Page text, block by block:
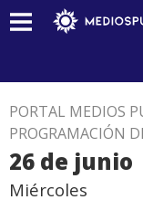
PORTAL MEDIOS
PROGRAMACIÓN
26 de junio
Miércoles